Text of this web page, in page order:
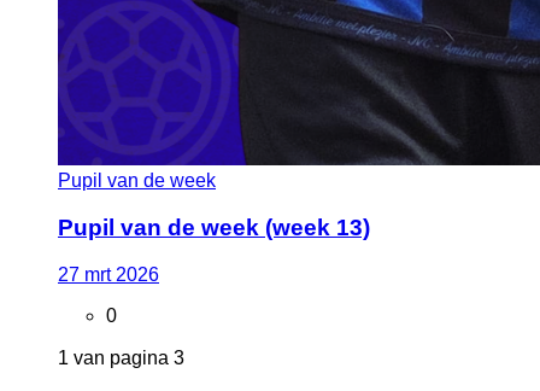
Pupil van de week
Pupil van de week (week 13)
27 mrt 2026
0
1 van pagina 3